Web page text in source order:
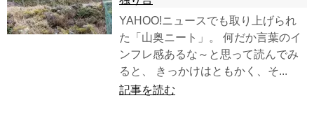
YAHOO!ニュースでも取り上げられ
た「山奥ニート」。 何だか言葉のイ
ンフレ感あるな～と思って読んでみ
ると、 きっかけはともかく、そ...
記事を読む